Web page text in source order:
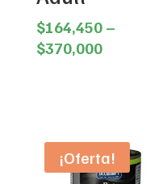
$164,450 –
$370,000Price
¡Oferta!